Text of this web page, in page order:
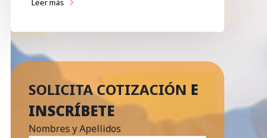
SOLICITA COTIZACIÓN E
INSCRÍBETE
Nombres y Apellidos